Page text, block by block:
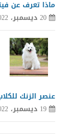
ماذا تعرف عن
20 ديسمبر، 2022
عنصر الزنك
19 ديسمبر، 2022